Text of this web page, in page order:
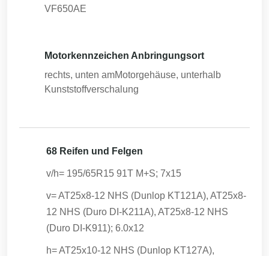
VF650AE
Motorkennzeichen Anbringungsort
rechts, unten amMotorgehäuse, unterhalb
Kunststoffverschalung
68 Reifen und Felgen
v/h= 195/65R15 91T M+S; 7x15
v= AT25x8-12 NHS (Dunlop KT121A), AT25x8-
12 NHS (Duro DI-K211A), AT25x8-12 NHS
(Duro DI-K911); 6.0x12
h= AT25x10-12 NHS (Dunlop KT127A),